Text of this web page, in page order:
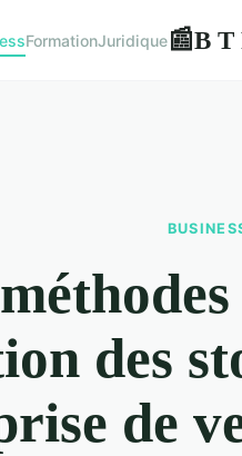
FormationJuridique📰B T
des
de